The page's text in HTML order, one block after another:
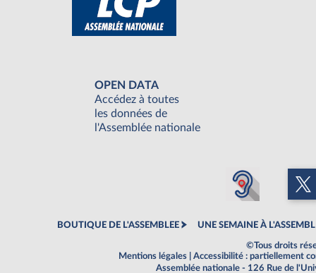
OPEN DATA
Accédez à toutes
les données de
l'Assemblée nationale
BOUTIQUE DE L'ASSEMBLEE UNE SEMAINE À
©Tous droits
Mentions légales
Accessibilité : partiellement
Assemblée nationale - 126 Rue de